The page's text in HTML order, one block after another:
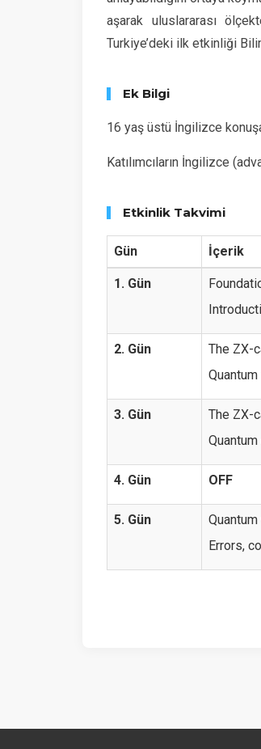
aşarak uluslararası
Turkiye’deki ilk etkinliği
Ek Bilgi
16 yaş üstü İngilizce
Katılımcıların İngilizce
Etkinlik Takvimi
Gün İçerik
1. Gün
2. Gün
The ZX-
3. Gün
The ZX-
4. Gün OFF
5. Gün
Errors,